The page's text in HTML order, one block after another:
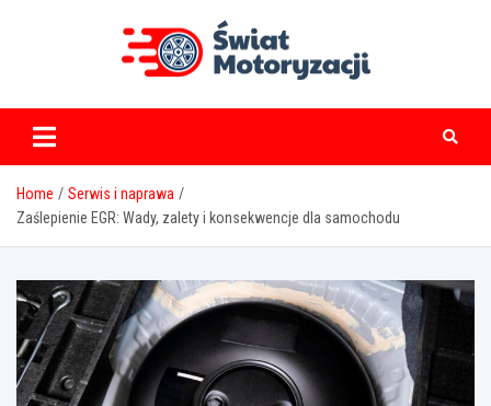
swiatmotoryzacji.pl
Home
Serwis i naprawa
Zaślepienie EGR: Wady, zalety i konsekwencje dla samochodu